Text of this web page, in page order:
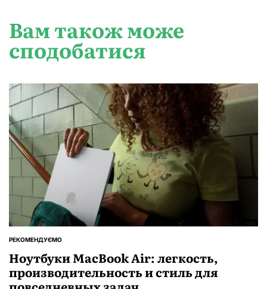
Вам також може
сподобатися
ОПУБЛІКУВАТИ
РЕКОМЕНДУЄМО
Ноутбуки MacBook Air: легкость,
производительность и стиль для